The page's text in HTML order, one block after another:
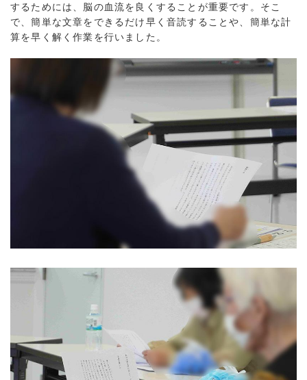
するためには、脳の血流を良くすることが重要です。そこ
で、簡単な文章をできるだけ早く音読することや、簡単な計
算を早く解く作業を行いました。